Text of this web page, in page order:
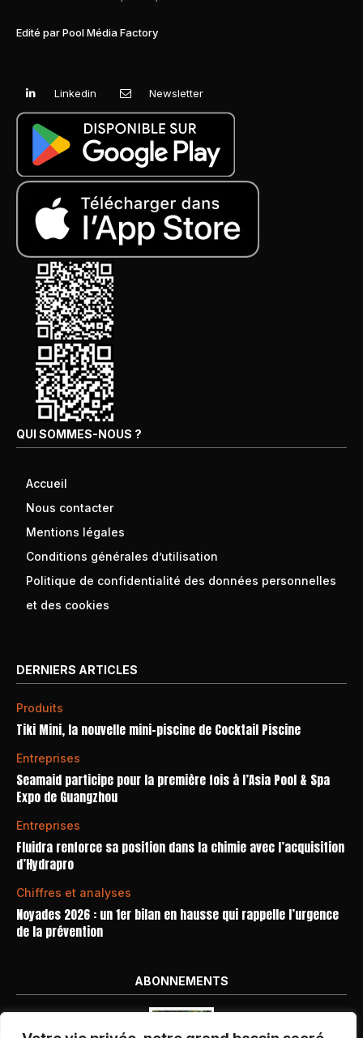
Edité par Pool Média Factory
Linkedin Newsletter
QUI SOMMES-NOUS ?
Accueil
Nous contacter
Mentions légales
Conditions générales d’utilisation
Politique de confidentialité des données personnelles
et des cookies
DERNIERS ARTICLES
Produits
Tiki Mini, la nouvelle mini-piscine de Cocktail Piscine
Entreprises
Seamaid participe pour la première fois à l’Asia Pool & Spa
Expo de Guangzhou
Entreprises
Fluidra renforce sa position dans la chimie avec l’acquisition
d’Hydrapro
Chiffres et analyses
Noyades 2026 : un 1er bilan en hausse qui rappelle l’urgence
de la prévention
ABONNEMENTS